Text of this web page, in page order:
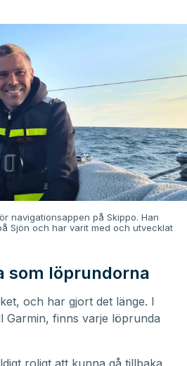
navigationsappen på Skippo. Han
Sjön och har varit med och utvecklat
som löprundorna
och har gjort det länge. I
Garmin, finns varje löprunda